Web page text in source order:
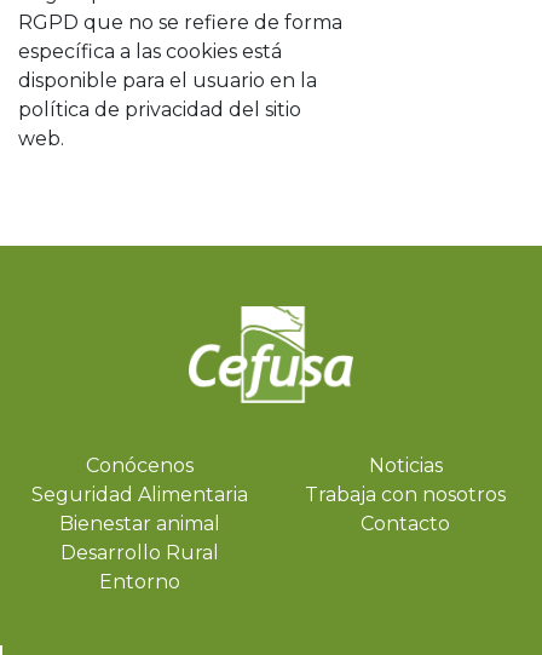
RGPD que no se refiere de forma
específica a las cookies está
disponible para el usuario en la
política de privacidad del sitio
web.
Conócenos
Seguridad Alimentaria
Bienestar animal
Desarrollo Rural
Entorno
Noticias
Trabaja con nosotros
Contacto